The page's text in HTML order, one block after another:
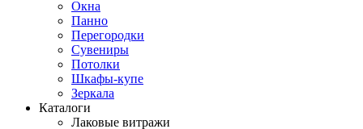
Окна
Панно
Перегородки
Сувениры
Потолки
Шкафы-купе
Зеркала
Каталоги
Лаковые витражи